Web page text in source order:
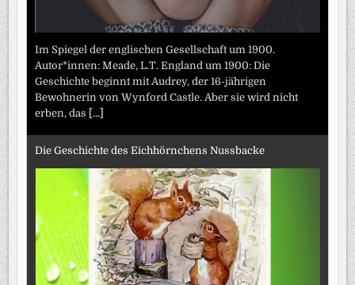
Im Spiegel der englischen Gesellschaft um 1900.
Autor*innen: Meade, L.T. England um 1900: Die
Geschichte beginnt mit Audrey, der 16-jährigen
Bewohnerin von Wynford Castle. Aber sie wird nicht
erben, das [...]
Die Geschichte des Eichhörnchens Nussbacke